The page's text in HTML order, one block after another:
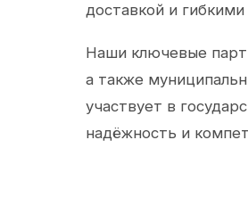
доставкой и
Наши ключевые
а также
участвует в
надёжность и